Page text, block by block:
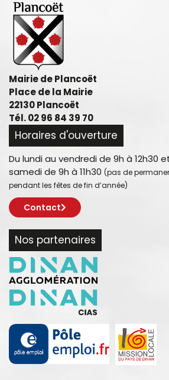
Mairie de Plancoët
Place de la Mairie
22130 Plancoët
Tél. 02 96 84 39 70
Horaires d'ouverture
Du lundi au vendredi de 9h à 12h30
samedi de 9h à 11h30 (pas de
pendant les fêtes de fin d’année)
Contact
Nos partenaires